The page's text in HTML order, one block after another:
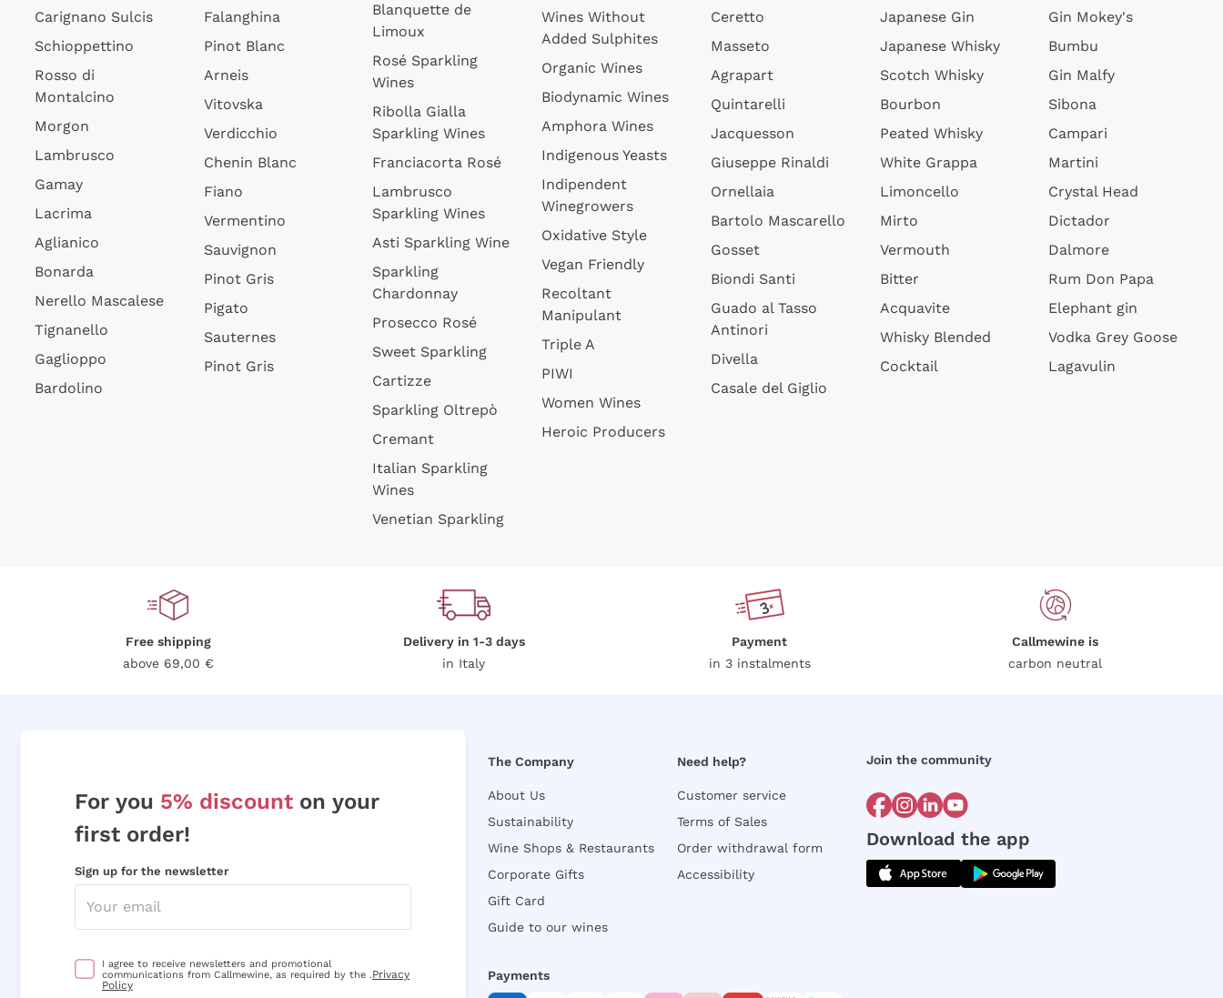
Carignano Sulcis
Schioppettino
Rosso di
Montalcino
Morgon
Lambrusco
Gamay
Lacrima
Aglianico
Bonarda
Nerello Mascalese
Tignanello
Gaglioppo
Bardolino
Falanghina
Pinot Blanc
Arneis
Vitovska
Verdicchio
Chenin Blanc
Fiano
Vermentino
Sauvignon
Pinot Gris
Pigato
Sauternes
Pinot Gris
Blanquette de
Limoux
Rosé Sparkling
Wines
Ribolla Gialla
Sparkling Wines
Franciacorta Rosé
Lambrusco
Sparkling Wines
Asti Sparkling Wine
Sparkling
Chardonnay
Prosecco Rosé
Sweet Sparkling
Cartizze
Sparkling Oltrepò
Cremant
Italian Sparkling
Wines
Venetian Sparkling
Wines Without
Added Sulphites
Organic Wines
Biodynamic Wines
Amphora Wines
Indigenous Yeasts
Indipendent
Winegrowers
Oxidative Style
Vegan Friendly
Recoltant
Manipulant
Triple A
PIWI
Women Wines
Heroic Producers
Ceretto
Masseto
Agrapart
Quintarelli
Jacquesson
Giuseppe Rinaldi
Ornellaia
Bartolo Mascarello
Gosset
Biondi Santi
Guado al Tasso
Antinori
Divella
Casale del Giglio
Japanese Gin
Japanese Whisky
Scotch Whisky
Bourbon
Peated Whisky
White Grappa
Limoncello
Mirto
Vermouth
Bitter
Acquavite
Whisky Blended
Cocktail
Gin Mokey's
Bumbu
Gin Malfy
Sibona
Campari
Martini
Crystal Head
Dictador
Dalmore
Rum Don Papa
Elephant gin
Vodka Grey Goose
Lagavulin
Free shipping
above 69,00 €
Delivery in 1-3 days
in Italy
Payment
in 3 instalments
Callmewine is
carbon neutral
For you 5% discount on your
first order!
Sign up for the newsletter
I agree to receive newsletters and promotional
communications from Callmewine, as required by the .Privacy
Policy
The Company
About Us
Sustainability
Wine Shops & Restaurants
Corporate Gifts
Gift Card
Guide to our wines
Need help?
Customer service
Terms of Sales
Order withdrawal form
Accessibility
Join the community
Download the app
Payments